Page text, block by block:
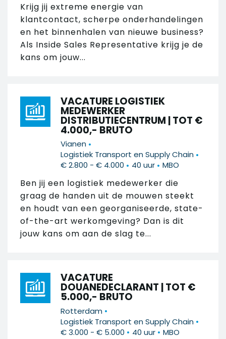
Krijg jij extreme energie van
klantcontact, scherpe onderhandelingen
en het binnenhalen van nieuwe business?
Als Inside Sales Representative krijg je de
kans om jouw...
VACATURE LOGISTIEK
MEDEWERKER
DISTRIBUTIECENTRUM | TOT €
4.000,- BRUTO
Vianen •
Logistiek Transport en Supply Chain •
€ 2.800 - € 4.000 • 40 uur • MBO
Ben jij een logistiek medewerker die
graag de handen uit de mouwen steekt
en houdt van een georganiseerde, state-
of-the-art werkomgeving? Dan is dit
jouw kans om aan de slag te...
VACATURE
DOUANEDECLARANT | TOT €
5.000,- BRUTO
Rotterdam •
Logistiek Transport en Supply Chain •
€ 3.000 - € 5.000 • 40 uur • MBO